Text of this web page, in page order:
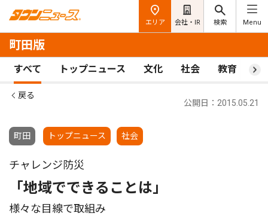
エリア 会社・IR 検索 Menu
町田版
すべて トップニュース 文化 社会 教育 ス
戻る
町田 トップニュース 社会
公開日：2015.05.21
チャレンジ防災
「地域でできることは」
様々な目線で取組み